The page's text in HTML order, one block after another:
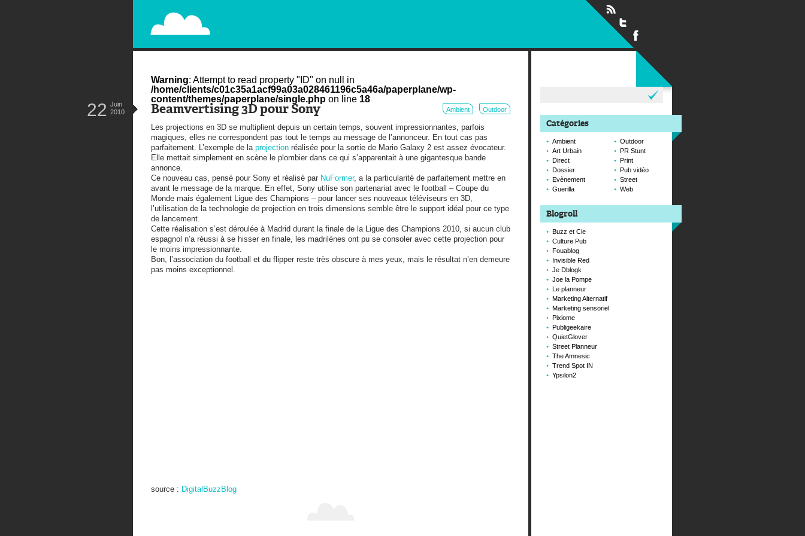
PAPERPLANE
STREET, AMBIENT, GUÉRILLA MARKETING AND OUT OF HOME
Warning: Attempt to read property "ID" on null in
/home/clients/c01c35a1acf99a03a028461196c5a46a/paperplane/wp-
content/themes/paperplane/single.php on line 18
Beamvertising 3D pour Sony Ambient Outdoor
22 Juin
2010
Les projections en 3D se multiplient depuis un certain temps, souvent impressionnantes, parfois
magiques, elles ne correspondent pas tout le temps au message de l’annonceur. En tout cas pas
parfaitement. L’exemple de la projection réalisée pour la sortie de Mario Galaxy 2 est assez évocateur.
Elle mettait simplement en scène le plombier dans ce qui s’apparentait à une gigantesque bande
annonce.
Ce nouveau cas, pensé pour Sony et réalisé par NuFormer, a la particularité de parfaitement mettre en
avant le message de la marque. En effet, Sony utilise son partenariat avec le football – Coupe du
Monde mais également Ligue des Champions – pour lancer ses nouveaux téléviseurs en 3D,
l’utilisation de la technologie de projection en trois dimensions semble être le support idéal pour ce type
de lancement.
Cette réalisation s’est déroulée à Madrid durant la finale de la Ligue des Champions 2010, si aucun club
espagnol n’a réussi à se hisser en finale, les madrilènes ont pu se consoler avec cette projection pour
le moins impressionnante.
Bon, l’association du football et du flipper reste très obscure à mes yeux, mais le résultat n’en demeure
pas moins exceptionnel.
source : DigitalBuzzBlog
Catégories
Ambient
Art Urbain
Direct
Dossier
Evènement
Guerilla
Outdoor
PR Stunt
Print
Pub vidéo
Street
Web
Blogroll
Buzz et Cie
Culture Pub
Fouablog
Invisible Red
Je Dblogk
Joe la Pompe
Le planneur
Marketing Alternatif
Marketing sensoriel
Pixiome
Publigeekaire
QuietGlover
Street Planneur
The Amnesic
Trend Spot IN
Ypsilon2